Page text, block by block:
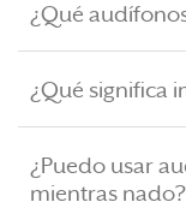
¿Qué
¿Qué significa
¿Puedo usar
mientras nado?